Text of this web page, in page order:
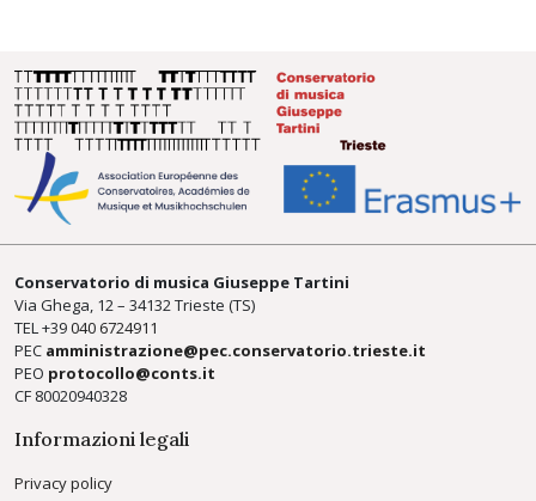
Conservatorio di musica Giuseppe Tartini
Via Ghega, 12 – 34132 Trieste (TS)
TEL +39040 6724911
PEC amministrazione@pec.conservatorio.trieste.it
PEO protocollo@conts.it
CF 80020940328
Informazioni legali
Privacy policy